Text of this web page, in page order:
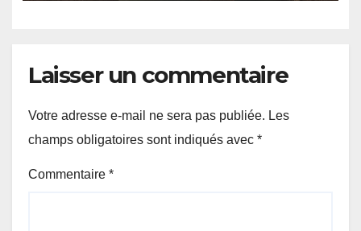
Laisser un commentaire
Votre adresse e-mail ne sera pas publiée. Les
champs obligatoires sont indiqués avec *
Commentaire *